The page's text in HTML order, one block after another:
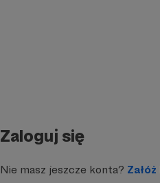
Zaloguj się
Nie masz jeszcze konta?